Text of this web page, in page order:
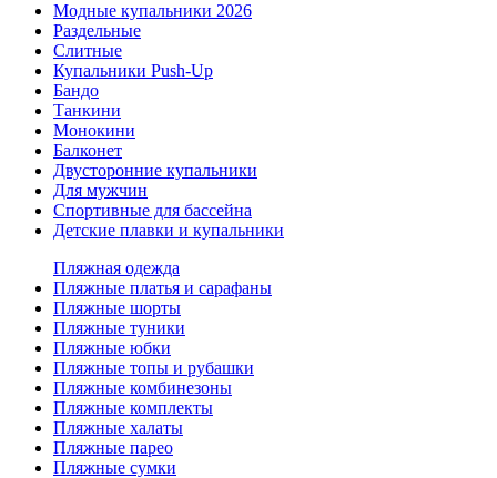
Модные купальники 2026
Раздельные
Слитные
Купальники Push-Up
Бандо
Танкини
Монокини
Балконет
Двусторонние купальники
Для мужчин
Спортивные для бассейна
Детские плавки и купальники
Пляжная одежда
Пляжные платья и сарафаны
Пляжные шорты
Пляжные туники
Пляжные юбки
Пляжные топы и рубашки
Пляжные комбинезоны
Пляжные комплекты
Пляжные халаты
Пляжные парео
Пляжные сумки